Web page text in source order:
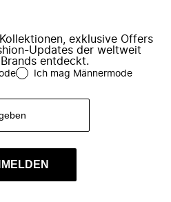
exklusive Offers
Updates der weltweit
entdeckt.
Ich mag Männermode